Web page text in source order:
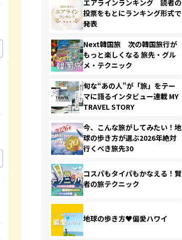
エアラインランキング 読者の
投票をもとにランキング形式で
発表
Next韓国旅 次の韓国旅行が
もっと楽しくなる 旅先・グル
メ・テクニック
旬な“あの人”が「旅」をテー
マに語るインタビュー連載 MY
TRAVEL STORY
今、こんな旅がしてみたい！地
球の歩き方が選ぶ2026年絶対
行くべき旅先30
コスパもタイパもかなえる！賢
者の旅テクニック
地球の歩き方♥偏愛ハワイ